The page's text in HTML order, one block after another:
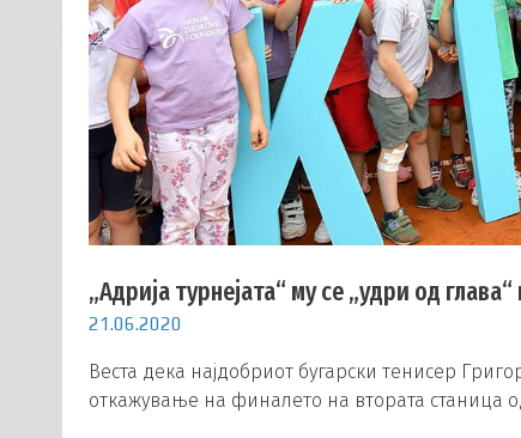
„Адрија турнејата“ му се „удри од
21.06.2020
Веста дека најдобриот бугарски тенисер
откажување на финалето на втората станица